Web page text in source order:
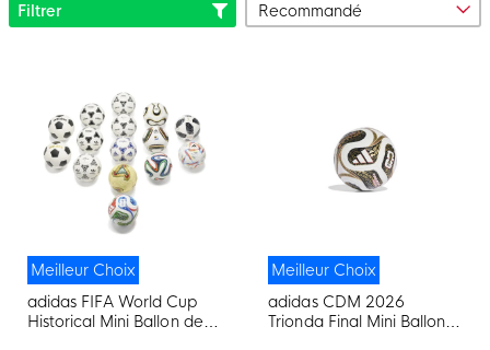
Filtrer
Meilleur Choix
adidas FIFA World Cup
Historical Mini Ballon de
Meilleur Choix
adidas CDM 2026
Trionda Final Mini Ballon